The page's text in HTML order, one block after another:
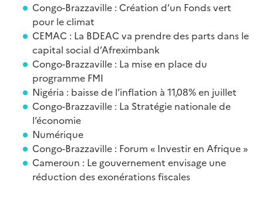
Congo-Brazzaville : Création d’un Fonds vert
pour le climat
CEMAC : La BDEAC va prendre des parts dans le
capital social d’Afreximbank
Congo-Brazzaville : La mise en place du
programme FMI
Nigéria : baisse de l’inflation à 11,08% en juillet
Congo-Brazzaville : La Stratégie nationale de
l’économie
Numérique
Congo-Brazzaville : Forum « Investir en Afrique »
Cameroun : Le gouvernement envisage une
réduction des exonérations fiscales